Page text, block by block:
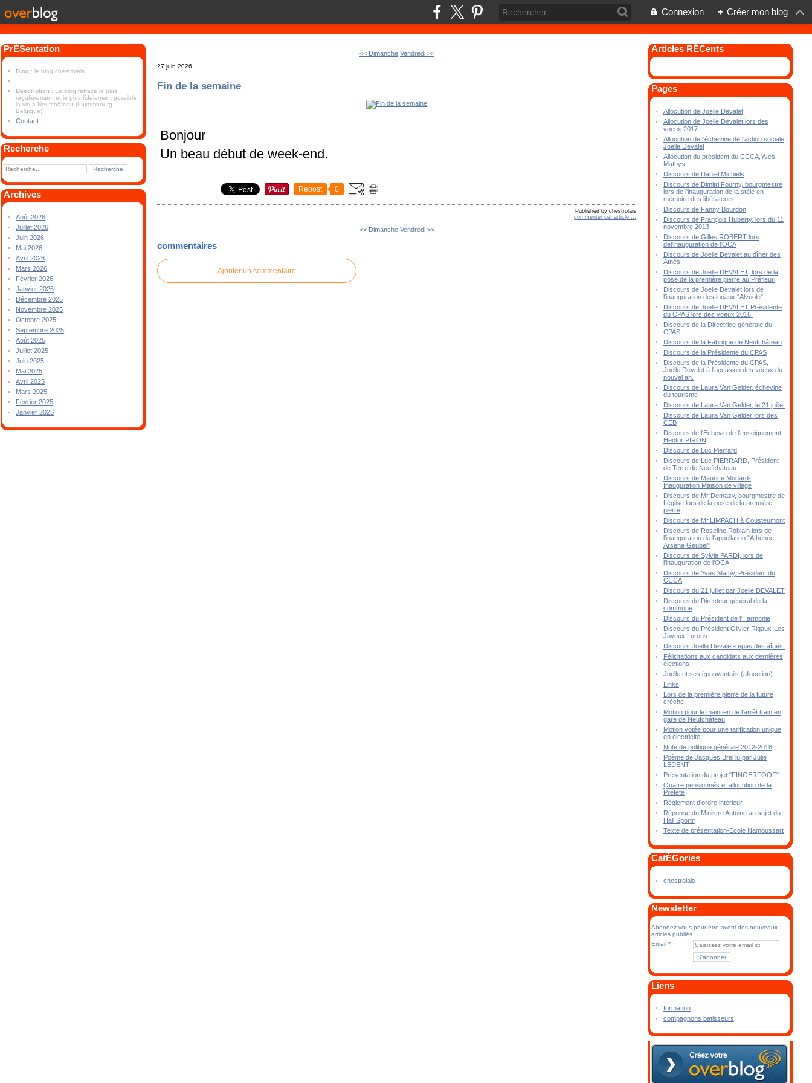
Connexion + Créer mon blog
PrÉSentation
Blog : le blog chestrolais
Description : Le blog retrace le plus
régulièrement et le plus fidèlement possible
la vie à Neufchâteau (Luxembourg-
Belgique).
Contact
Recherche
Archives
Août 2026
Juillet 2026
Juin 2026
Mai 2026
Avril 2026
Mars 2026
Février 2026
Janvier 2026
Décembre 2025
Novembre 2025
Octobre 2025
Septembre 2025
Août 2025
Juillet 2025
Juin 2025
Mai 2025
Avril 2025
Mars 2025
Février 2025
Janvier 2025
<< Dimanche Vendredi >>
27 juin 2026
Fin de la semaine
Bonjour
Un beau début de week-end.
Repost 0
Published by chestrolais
commenter cet article
<< Dimanche Vendredi >>
commentaires
Ajouter un commentaire
Articles RÉCents
Pages
Allocution de Joelle Devalet
Allocution de Joelle Devalet lors des
voeux 2017
Allocution de l'échevine de l'action sociale,
Joelle Devalet
Allocution du président du CCCA,Yves
Mathys
Discours de Daniel Michiels
Discours de Dimitri Fourny, bourgmestre
lors de l'inauguration de la stèle en
mémoire des libérateurs
Discours de Fanny Bourdon
Discours de François Huberty, lors du 11
novembre 2013
Discours de Gilles ROBERT lors
del'inauguration de l'OCA
Discours de Joelle Devalet au dîner des
Aînés
Discours de Joelle DEVALET, lors de la
pose de la première pierre au Préfleuri
Discours de Joelle Devalet lors de
l'inauguration des locaux "Alvéole"
Discours de Joelle DEVALET Présidente
du CPAS lors des voeux 2016.
Discours de la Directrice générale du
CPAS
Discours de la Fabrique de Neufchâteau
Discours de la Présidente du CPAS
Discours de la Présidente du CPAS,
Joelle Devalet à l'occasion des voeux du
nouvel an.
Discours de Laura Van Gelder, échevine
du tourisme
Discours de Laura Van Gelder, le 21 juillet
Discours de Laura Van Gelder lors des
CEB
Discours de l'Echevin de l'enseignement
Hector PIRON
Discours de Luc Pierrard
Discours de Luc PIERRARD, Président
de Terre de Neufchâteau
Discours de Maurice Modard-
Inauguration Maison de village
Discours de Mr Demazy, bourgmestre de
Léglise,lors de la pose de la première
pierre
Discours de Mr.LIMPACH à Cousteumont
Discours de Roseline Roblain lors de
l'inauguration de l'appellation "Athénée
Arsène Geubel"
Discours de Sylvia PARDI, lors de
l'inauguration de l'OCA
Discours de Yves Mathy, Président du
CCCA
Discours du 21 juillet par Joelle DEVALET
Discours du Directeur général de la
commune
Discours du Président de l'Harmonie
Discours du Président Olivier Rigaux-Les
Joyeux Lurons
Discours Joëlle Devalet-repas des aînés.
Félicitations aux candidats aux dernières
élections
Joelle et ses épouvantails (allocution)
Links
Lors de la première pierre de la future
crèche
Motion pour le maintien de l'arrêt train en
gare de Neufchâteau
Motion votée pour une tarification unique
en électricité
Note de politique générale 2012-2018
Poème de Jacques Brel lu par Julie
LEDENT
Présentation du projet "FINGERFOOF"
Quatre pensionnés et allocution de la
Préfète
Réglement d'ordre intérieur
Réponse du Ministre Antoine au sujet du
Hall Sportif
Texte de présentation-Ecole Namoussart
CatÉGories
chestrolais
Newsletter
Abonnez-vous pour être averti des nouveaux
articles publiés.
Email
Liens
formation
compagnons batisseurs